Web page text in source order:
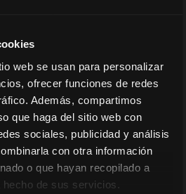
web se usan para personalizar
ofrecer funciones de redes
Además, compartimos
que haga del sitio web con
sociales, publicidad y análisis
con otra información
o que hayan recopilado a
de sus servicios.
assistência, apoio
técnico. Uma
equipa inteira de
profissionais
McCormick e
concessionários
oficiais coloca o
seu trabalho ao